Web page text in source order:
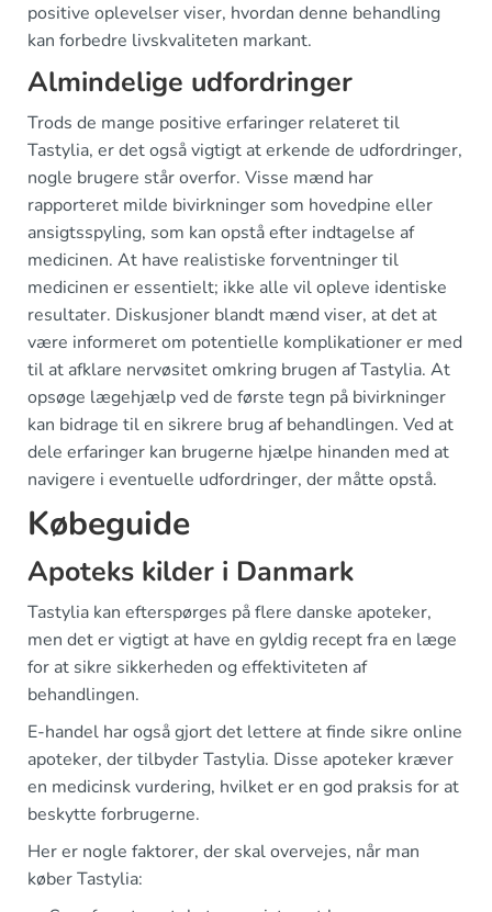
positive oplevelser viser, hvordan denne behandling
kan forbedre livskvaliteten markant.
Almindelige udfordringer
Trods de mange positive erfaringer relateret til
Tastylia, er det også vigtigt at erkende de udfordringer,
nogle brugere står overfor. Visse mænd har
rapporteret milde bivirkninger som hovedpine eller
ansigtsspyling, som kan opstå efter indtagelse af
medicinen. At have realistiske forventninger til
medicinen er essentielt; ikke alle vil opleve identiske
resultater. Diskusjoner blandt mænd viser, at det at
være informeret om potentielle komplikationer er med
til at afklare nervøsitet omkring brugen af Tastylia. At
opsøge lægehjælp ved de første tegn på bivirkninger
kan bidrage til en sikrere brug af behandlingen. Ved at
dele erfaringer kan brugerne hjælpe hinanden med at
navigere i eventuelle udfordringer, der måtte opstå.
Købeguide
Apoteks kilder i Danmark
Tastylia kan efterspørges på flere danske apoteker,
men det er vigtigt at have en gyldig recept fra en læge
for at sikre sikkerheden og effektiviteten af
behandlingen.
E-handel har også gjort det lettere at finde sikre online
apoteker, der tilbyder Tastylia. Disse apoteker kræver
en medicinsk vurdering, hvilket er en god praksis for at
beskytte forbrugerne.
Her er nogle faktorer, der skal overvejes, når man
køber Tastylia: